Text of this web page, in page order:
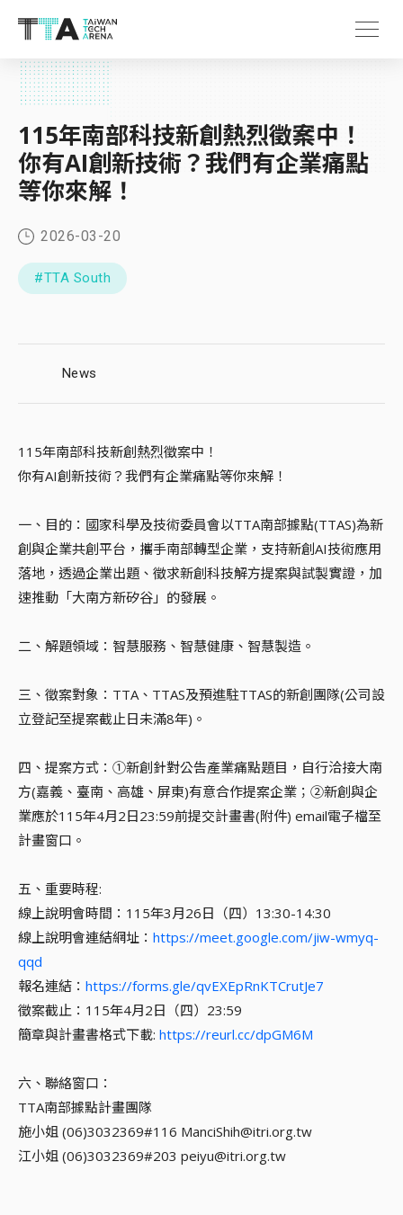
115年南部科技新創熱烈徵案中！
你有AI創新技術？我們有企業痛點
等你來解！
2026-03-20
#TTA South
News
115年南部科技新創熱烈徵案中！
你有AI創新技術？我們有企業痛點等你來解！
一、目的：國家科學及技術委員會以TTA南部據點(TTAS)為新
創與企業共創平台，攜手南部轉型企業，支持新創AI技術應用
落地，透過企業出題、徵求新創科技解方提案與試製實證，加
速推動「大南方新矽谷」的發展。
二、解題領域：智慧服務、智慧健康、智慧製造。
三、徵案對象：TTA、TTAS及預進駐TTAS的新創團隊(公司設
立登記至提案截止日未滿8年)。
四、提案方式：①新創針對公告產業痛點題目，自行洽接大南
方(嘉義、臺南、高雄、屏東)有意合作提案企業；②新創與企
業應於115年4月2日23:59前提交計畫書(附件) email電子檔至
計畫窗口。
五、重要時程:
線上說明會時間：115年3月26日（四）13:30-14:30
線上說明會連結網址： https://meet.google.com/jiw-wmyq-
qqd
報名連結： https://forms.gle/qvEXEpRnKTCrutJe7
徵案截止：115年4月2日（四）23:59
簡章與計畫書格式下載: https://reurl.cc/dpGM6M
六、聯絡窗口：
TTA南部據點計畫團隊
施小姐 (06)3032369#116 ManciShih@itri.org.tw
江小姐 (06)3032369#203 peiyu@itri.org.tw